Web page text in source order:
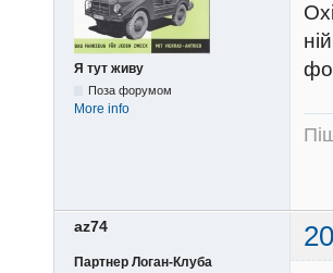
Я тут живу
Поза форумом
More info
az74
Партнер Логан-Клуба